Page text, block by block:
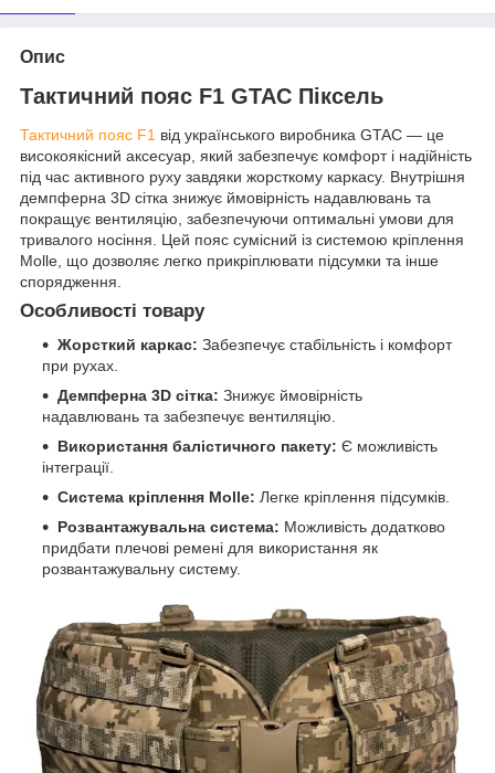
Опис
Тактичний пояс F1 GTAC Піксель
Тактичний пояс F1 від українського виробника GTAC — це
високоякісний аксесуар, який забезпечує комфорт і надійність
під час активного руху завдяки жорсткому каркасу. Внутрішня
демпферна 3D сітка знижує ймовірність надавлювань та
покращує вентиляцію, забезпечуючи оптимальні умови для
тривалого носіння. Цей пояс сумісний із системою кріплення
Molle, що дозволяє легко прикріплювати підсумки та інше
спорядження.
Особливості товару
Жорсткий каркас: Забезпечує стабільність і комфорт
при рухах.
Демпферна 3D сітка: Знижує ймовірність
надавлювань та забезпечує вентиляцію.
Використання балістичного пакету: Є можливість
інтеграції.
Система кріплення Molle: Легке кріплення підсумків.
Розвантажувальна система: Можливість додатково
придбати плечові ремені для використання як
розвантажувальну систему.